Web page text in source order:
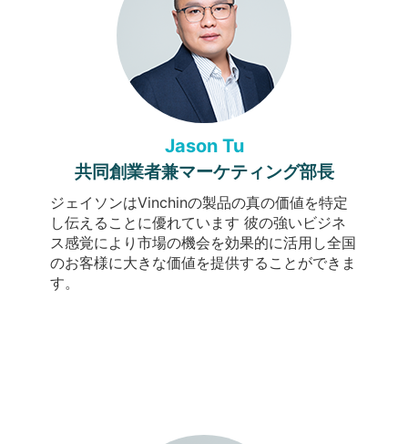
Jason Tu
共同創業者兼マーケティング部長
ジェイソンはVinchinの製品の真の価値を特定
し伝えることに優れています 彼の強いビジネ
ス感覚により市場の機会を効果的に活用し全国
のお客様に大きな価値を提供することができま
す。